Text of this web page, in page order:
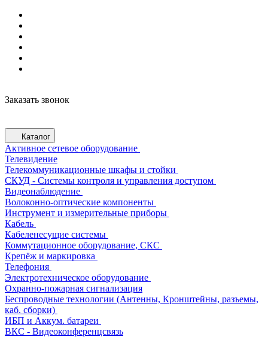
Заказать звонок
Каталог
Активное сетевое оборудование
Телевидение
Телекоммуникационные шкафы и стойки
СКУД - Системы контроля и управления доступом
Видеонаблюдение
Волоконно-оптические компоненты
Инструмент и измерительные приборы
Кабель
Кабеленесущие системы
Коммутационное оборудование, СКС
Крепёж и маркировка
Телефония
Электротехническое оборудование
Охранно-пожарная сигнализация
Беспроводные технологии (Антенны, Кронштейны, разъемы,
каб. сборки)
ИБП и Аккум. батареи
ВКС - Видеоконференцсвязь